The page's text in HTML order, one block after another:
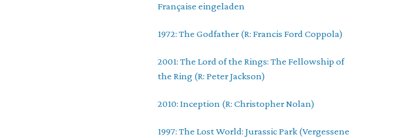
Française eingeladen
1972: The Godfather (R: Francis Ford Coppola)
2001: The Lord of the Rings: The Fellowship of
the Ring (R: Peter Jackson)
2010: Inception (R: Christopher Nolan)
1997: The Lost World: Jurassic Park (Vergessene